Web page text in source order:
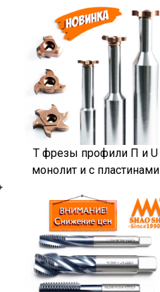
T фрезы профили П и U
монолит и с пластинами